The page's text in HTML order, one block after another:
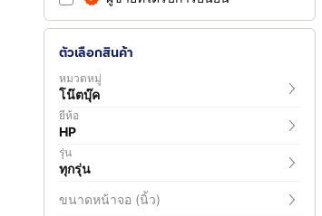
ตัวเลือกสินค้า
หมวดหมู่
โน๊ตบุ๊ค
ยี่ห้อ
HP
รุ่น
ทุกรุ่น
ขนาดหน้าจอ (นิ้ว)